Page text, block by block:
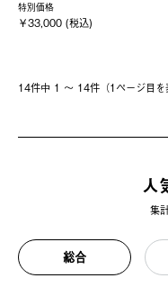
特別価格
￥33,000 (税込)
14件中 1 〜 14件（1ページ⽬を
人
集
総合